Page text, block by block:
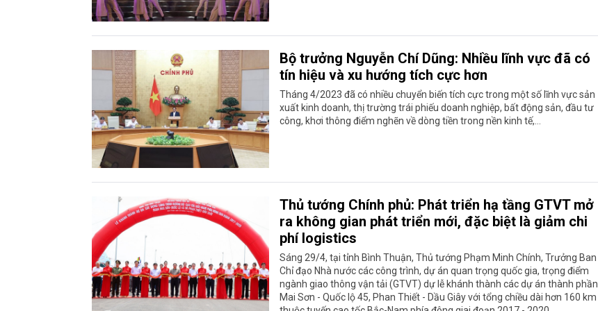
Bộ trưởng Nguyễn Chí Dũng: Nhiều lĩnh vực đã có
tín hiệu và xu hướng tích cực hơn
Tháng 4/2023 đã có nhiều chuyển biến tích cực trong một số lĩnh vực sản
xuất kinh doanh, thị trường trái phiếu doanh nghiệp, bất động sản, đầu tư
công, khơi thông điểm nghẽn về dòng tiền trong nền kinh tế,…
Thủ tướng Chính phủ: Phát triển hạ tầng GTVT mở
ra không gian phát triển mới, đặc biệt là giảm chi
phí logistics
Sáng 29/4, tại tỉnh Bình Thuận, Thủ tướng Phạm Minh Chính, Trưởng Ban
Chỉ đạo Nhà nước các công trình, dự án quan trọng quốc gia, trọng điểm
ngành giao thông vận tải (GTVT) dự lễ khánh thành các dự án thành phần
Mai Sơn - Quốc lộ 45, Phan Thiết - Dầu Giây với tổng chiều dài hơn 160 km